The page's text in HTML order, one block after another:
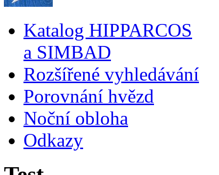
Katalog HIPPARCOS
a SIMBAD
Rozšířené vyhledávání
Porovnání hvězd
Noční obloha
Odkazy